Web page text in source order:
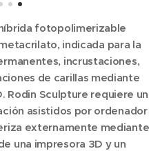
fotopolimerizable
indicada para la
incrustaciones,
de carillas mediante
Rodin Sculpture requiere un
asistidos por ordenador
externamente mediante
una impresora 3D y un